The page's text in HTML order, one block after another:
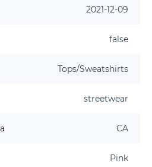
2021-12-09
false
Tops/Sweatshirts
streetwear
CA
Pink